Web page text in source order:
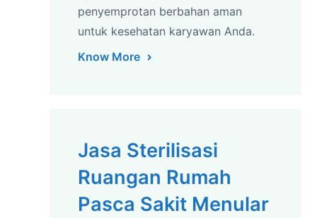
penyemprotan berbahan aman
untuk kesehatan karyawan Anda.
Know More
Jasa Sterilisasi
Ruangan Rumah
Pasca Sakit Menular